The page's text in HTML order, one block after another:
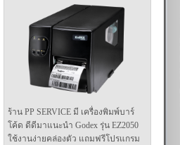
ร้าน PP SERVICE มี เครื่องพิมพ์บาร์
โค้ด ดีดีมาแนะนำ Godex รุ่น EZ2050
ใช้งานง่ายคล่องตัว แถมฟรีโปรแกรม